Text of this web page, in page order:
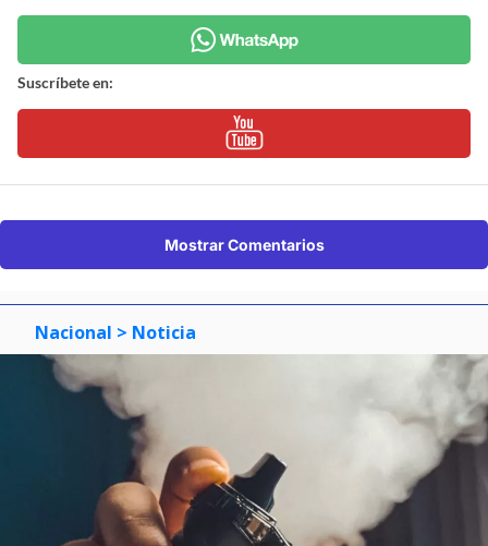
Suscríbete en:
Mostrar Comentarios
Nacional > Noticia